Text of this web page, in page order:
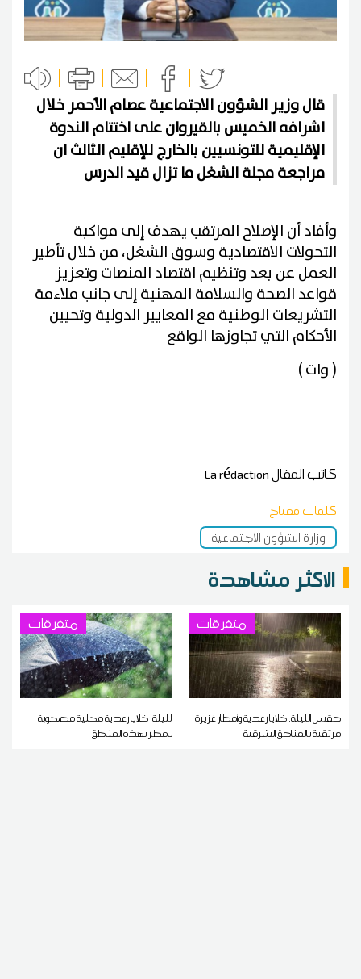
قال وزير الشؤون الاجتماعية عصام الأحمر خلال
اشرافه الخميس بالقيروان على اختتام الندوة
الإقليمية للتونسيين بالخارج للإقليم الثالث ان
مراجعة مجلة الشغل ما تزال قيد الدرس
وأفاد أن الإصلاح المرتقب يهدف إلى مواكبة
التحولات الاقتصادية وسوق الشغل، من خلال تأطير
العمل عن بعد وتنظيم اقتصاد المنصات وتعزيز
قواعد الصحة والسلامة المهنية إلى جانب ملاءمة
التشريعات الوطنية مع المعايير الدولية وتحيين
الأحكام التي تجاوزها الواقع
( وات )
كاتب المقالLa rédaction
كلمات مفتاح
وزارة الشؤون الاجتماعية
الاكثر مشاهدة
متفرقات
طقس الليلة: خلايا رعدية وأمطار غزيرة
مرتقبة بالمناطق الشرقية
متفرقات
الليلة: خلايا رعدية محلية مصحوبة
بأمطار بهذه المناطق